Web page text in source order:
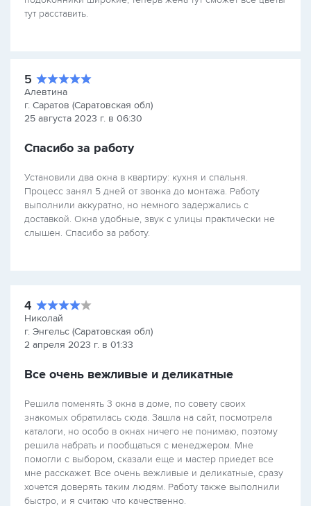
тут расставить.
5
Алевтина
г. Саратов (Саратовская обл)
25 августа 2023 г. в 06:30
Спасибо за работу
Установили два окна в квартиру: кухня и спальня.
Процесс занял 5 дней от звонка до монтажа. Работу
выполнили аккуратно, но немного задержались с
доставкой. Окна удобные, звук с улицы практически не
слышен. Спасибо за работу.
4
Николай
г. Энгельс (Саратовская обл)
2 апреля 2023 г. в 01:33
Все очень вежливые и деликатные
Решила поменять 3 окна в доме, по совету своих
знакомых обратилась сюда. Зашла на сайт, посмотрела
каталоги, но особо в окнах ничего не понимаю, поэтому
решила набрать и пообщаться с менеджером. Мне
помогли с выбором, сказали еще и мастер приедет все
мне расскажет. Все очень вежливые и деликатные, сразу
хочется доверять таким людям. Работу также выполнили
быстро, и я считаю что качественно.